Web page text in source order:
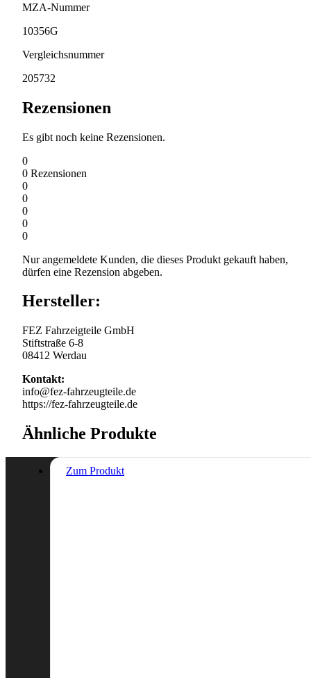
MZA-Nummer
10356G
Vergleichsnummer
205732
Rezensionen
Es gibt noch keine Rezensionen.
0
0 Rezensionen
0
0
0
0
0
Nur angemeldete Kunden, die dieses Produkt gekauft haben,
dürfen eine Rezension abgeben.
Hersteller:
FEZ Fahrzeigteile GmbH
Stiftstraße 6-8
08412 Werdau
Kontakt:
info@fez-fahrzeugteile.de
https://fez-fahrzeugteile.de
Ähnliche Produkte
Zum Produkt